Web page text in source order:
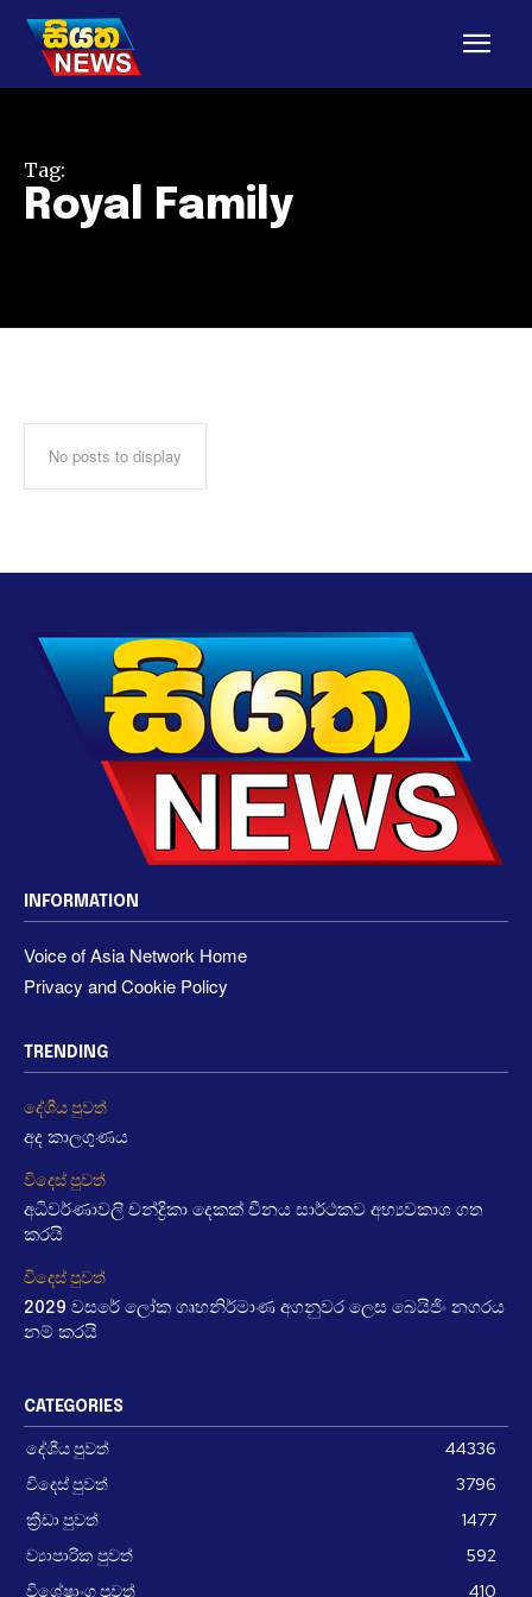
Tag:
Royal Family
No posts to display
INFORMATION
Voice of Asia Network Home
Privacy and Cookie Policy
TRENDING
දේශීය පුවත්
අද කාලගුණය
විදෙස් පුවත්
අධිවර්ණාවලි චන්ද්‍රිකා දෙකක් චීනය සාර්ථකව අභ්‍යවකාශ ගත
කරයි
විදෙස් පුවත්
2029 වසරේ ලෝක ගෘහනිර්මාණ අගනුවර ලෙස බෙයිජිං නගරය
නම් කරයි
CATEGORIES
දේශීය පුවත්
44336
විදෙස් පුවත්
3796
ක්‍රීඩා පුවත්
1477
ව්‍යාපාරික පුවත්
592
විශේෂාංග පුවත්
410